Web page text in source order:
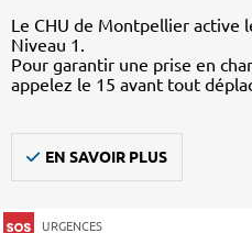
Le CHU de Montpellier active
Niveau 1.
Pour garantir une prise en
appelez le 15 avant tout
EN SAVOIR PLUS
URGENCES